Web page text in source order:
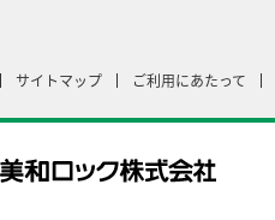
サイトマップ ご利用にあたって